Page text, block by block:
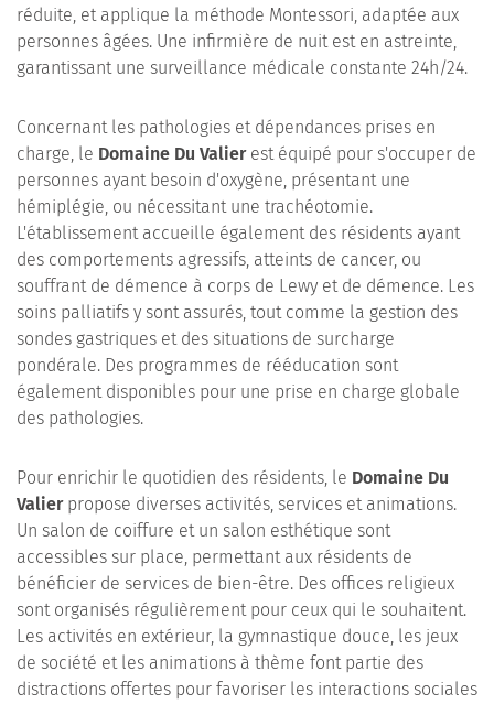
réduite, et applique la méthode Montessori, adaptée aux
personnes âgées. Une infirmière de nuit est en astreinte,
garantissant une surveillance médicale constante 24h/24.
Concernant les pathologies et dépendances prises en
charge, le Domaine Du Valierest équipé pour s'occuper de
personnes ayant besoin d'oxygène, présentant une
hémiplégie, ou nécessitant une trachéotomie.
L'établissement accueille également des résidents ayant
des comportements agressifs, atteints de cancer, ou
souffrant de démence à corps de Lewy et de démence. Les
soins palliatifs y sont assurés, tout comme la gestion des
sondes gastriques et des situations de surcharge
pondérale. Des programmes de rééducation sont
également disponibles pour une prise en charge globale
des pathologies.
Pour enrichir le quotidien des résidents, le Domaine Du
Valierpropose diverses activités, services et animations.
Un salon de coiffure et un salon esthétique sont
accessibles sur place, permettant aux résidents de
bénéficier de services de bien-être. Des offices religieux
sont organisés régulièrement pour ceux qui le souhaitent.
Les activités en extérieur, la gymnastique douce, les jeux
de société et les animations à thème font partie des
distractions offertes pour favoriser les interactions sociales